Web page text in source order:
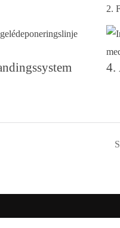
2.
4.